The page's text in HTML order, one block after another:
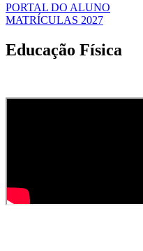
PORTAL DO ALUNO
MATRÍCULAS 2027
Educação Física